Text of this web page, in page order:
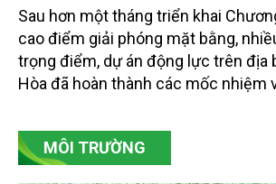
Sau hơn một tháng triển khai
cao điểm giải phóng mặt bằng,
trọng điểm, dự án động lực trên địa
Hòa đã hoàn thành các mốc nhiệm
vụ tháng 8 và tháng 9 đang được
với tiến độ khác nhau.
MÔI TRƯỜNG